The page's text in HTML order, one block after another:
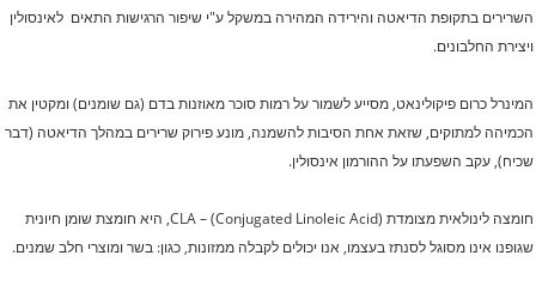
השרירים בתקופת הדיאטה והירידה המהירה במשקל ע"י שיפור הרגישות התאים לאינסולין
ויצירת החלבונים.
המינרל כרום פיקולינאט, מסייע לשמור על רמות סוכר מאוזנות בדם (גם שומנים) ומקטין את
הכמיהה למתוקים, שזאת אחת הסיבות להשמנה, מונע פירוק שרירים במהלך הדיאטה (דבר
שכיח), עקב השפעתו על ההורמון אינסולין.
חומצה לינולאית מצומדת (CLA – (Conjugated Linoleic Acid, היא חומצת שומן חיונית
שגופנו אינו מסוגל לסנתז בעצמו, אנו יכולים לקבלה ממזונות, כגון: בשר ומוצרי חלב שמנים.